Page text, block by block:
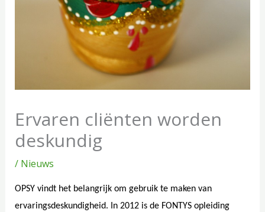
Ervaren cliënten worden
deskundig
/ Nieuws
OPSY vindt het belangrijk om gebruik te maken van
ervaringsdeskundigheid. In 2012 is de FONTYS opleiding